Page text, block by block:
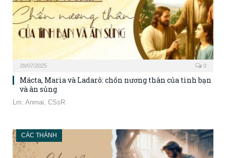
28/07/2025 0
Mácta, Maria và Ladarô: chốn nương thân của tình bạn
và ân sủng
Lm. Anmai, CSsR
CÁC THÁNH